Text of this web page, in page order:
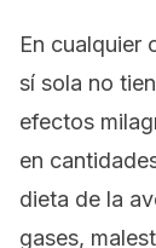
En cualquier
sí sola no
efectos
en
dieta de la
gases,